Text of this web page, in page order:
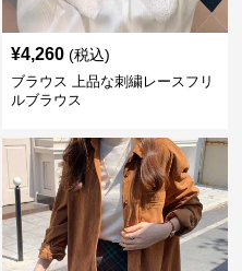
¥4,260 (税込)
ブラウス 上品な刺繍レースフリ
ルブラウス